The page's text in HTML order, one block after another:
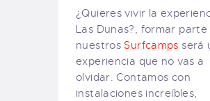
¿Quieres vivir la
Las Dunas?, formar parte
nuestrosSurfcamps será
experiencia que no vas a
olvidar. Contamos con
instalaciones increíbles,